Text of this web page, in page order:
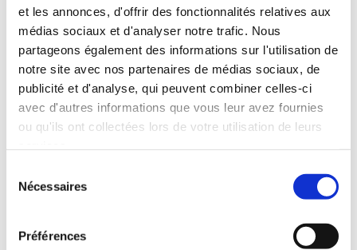
et les annonces, d'offrir des fonctionnalités relatives aux
médias sociaux et d'analyser notre trafic. Nous
partageons également des informations sur l'utilisation de
notre site avec nos partenaires de médias sociaux, de
publicité et d'analyse, qui peuvent combiner celles-ci
avec d'autres informations que vous leur avez fournies
ou qu'ils ont collectées lors de votre utilisation de leurs
Nécessaires
Préférences
INCLUS À LA LOCATION
Killométrage illimité
Assurance tous risques (hors franchise)
Carburant : plein à rendre plein
CONDITIONS DE LOCATION
Age minimum :20 ans
ASSURANCE